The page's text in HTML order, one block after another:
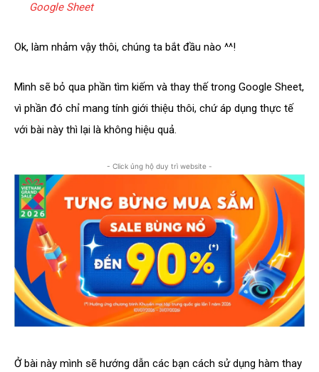
Google Sheet
Ok, làm nhảm vậy thôi, chúng ta bắt đầu nào ^^!
Mình sẽ bỏ qua phần tìm kiếm và thay thế trong Google Sheet,
vì phần đó chỉ mang tính giới thiệu thôi, chứ áp dụng thực tế
với bài này thì lại là không hiệu quả.
- Click ủng hộ duy trì website -
Ở bài này mình sẽ hướng dẫn các bạn cách sử dụng hàm thay